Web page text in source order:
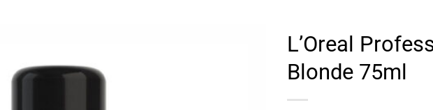
L’Oreal
Blonde 75ml